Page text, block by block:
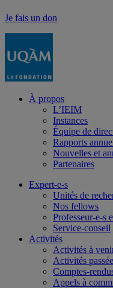
Je fais un don
À propos
L’IEIM
Instances
Équipe de
Rapports
Nouvelles et
Partenaires
Expert-e-s
Unités de
Nos fellows
Professeur-e-s
Service-conseil
Activités
Activités à
Activités
Comptes-
Appels à